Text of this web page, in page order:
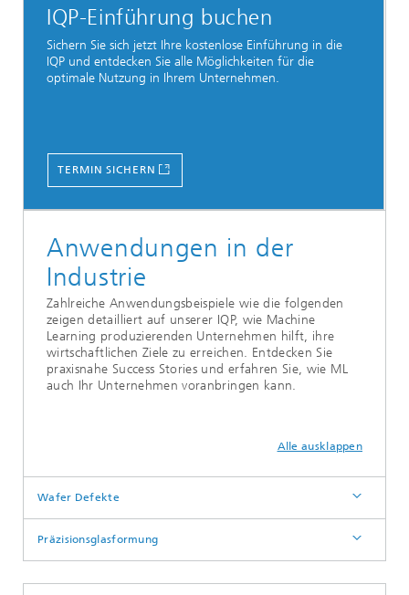
IQP-Einführung buchen
Sichern Sie sich jetzt Ihre kostenlose Einführung in die
IQP und entdecken Sie alle Möglichkeiten für die
optimale Nutzung in Ihrem Unternehmen.
TERMIN SICHERN
Anwendungen in der
Industrie
Zahlreiche Anwendungsbeispiele wie die folgenden
zeigen detailliert auf unserer IQP, wie Machine
Learning produzierenden Unternehmen hilft, ihre
wirtschaftlichen Ziele zu erreichen. Entdecken Sie
praxisnahe Success Stories und erfahren Sie, wie ML
auch Ihr Unternehmen voranbringen kann.
Alle ausklappen
Wafer Defekte
Präzisionsglasformung